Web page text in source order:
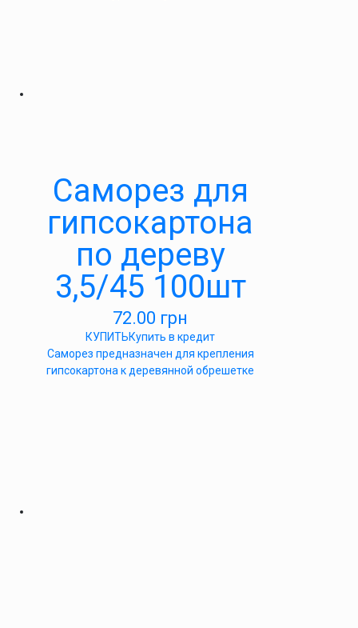
Саморез для
гипсокартона
по дереву
3,5/45 100шт
72.00 грн
КУПИТЬКупить в кредит
Саморез предназначен для крепления
гипсокартона к деревянной обрешетке